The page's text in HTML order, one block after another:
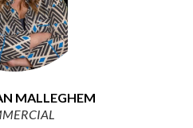
MALLEGHEM